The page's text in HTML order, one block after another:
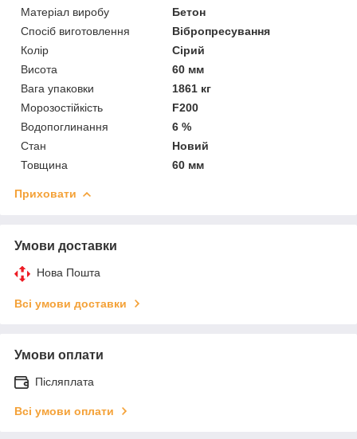
Матеріал виробу
Бетон
Спосіб виготовлення
Вібропресування
Колір
Сірий
Висота
60 мм
Вага упаковки
1861 кг
Морозостійкість
F200
Водопоглинання
6 %
Стан
Новий
Товщина
60 мм
Приховати
Умови доставки
Нова Пошта
Всі умови доставки
Умови оплати
Післяплата
Всі умови оплати